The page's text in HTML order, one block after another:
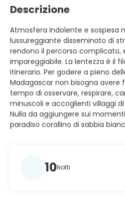
Descrizione
Atmosfera indolente e sospesa
lussureggiante disseminato di
rendono il percorso complicato,
impareggiabile. La lentezza è il
itinerario. Per godere a pieno
Madagascar non bisogna avere
tempo di osservare, respirare,
minuscoli e accoglienti villaggi
Nulla da aggiungere sui
paradiso corallino di sabbia
10Notti